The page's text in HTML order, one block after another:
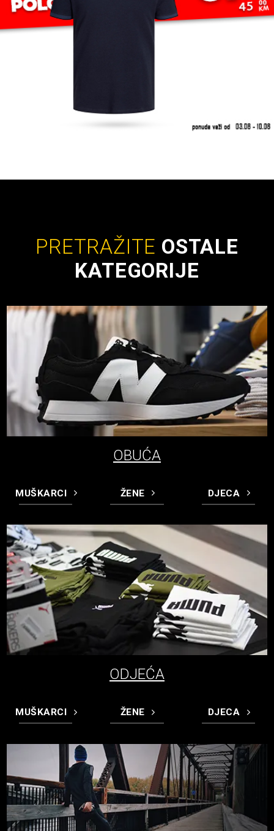
PRETRAŽITE OSTALE
KATEGORIJE
OBUĆA
MUŠKARCI ŽENE DJECA
ODJEĆA
MUŠKARCI ŽENE DJECA